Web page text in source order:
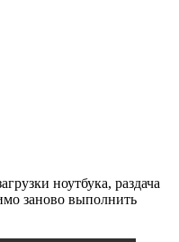
ноутбука, раздача
заново выполнить